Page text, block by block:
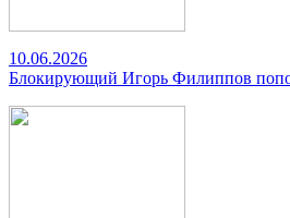
10.06.2026
Блокирующий Игорь Филиппов